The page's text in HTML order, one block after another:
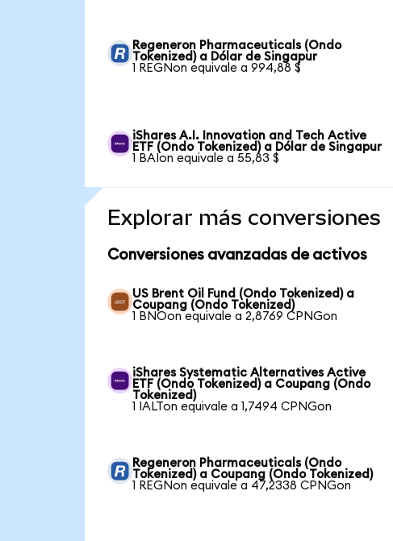
Regeneron Pharmaceuticals (Ondo
Tokenized) a Dólar de Singapur
1 REGNon equivale a 994,88 $
iShares A.I. Innovation and Tech Active
ETF (Ondo Tokenized) a Dólar de Singapur
1 BAIon equivale a 55,83 $
Explorar más conversiones
Conversiones avanzadas de activos
US Brent Oil Fund (Ondo Tokenized) a
Coupang (Ondo Tokenized)
1 BNOon equivale a 2,8769 CPNGon
iShares Systematic Alternatives Active
ETF (Ondo Tokenized) a Coupang (Ondo
Tokenized)
1 IALTon equivale a 1,7494 CPNGon
Regeneron Pharmaceuticals (Ondo
Tokenized) a Coupang (Ondo Tokenized)
1 REGNon equivale a 47,2338 CPNGon